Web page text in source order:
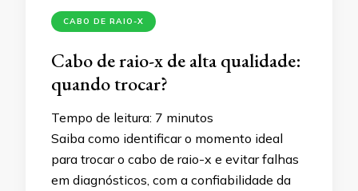
CABO DE RAIO-X
Cabo de raio-x de alta qualidade:
quando trocar?
Tempo de leitura: 7 minutos
Saiba como identificar o momento ideal
para trocar o cabo de raio-x e evitar falhas
em diagnósticos, com a confiabilidade da